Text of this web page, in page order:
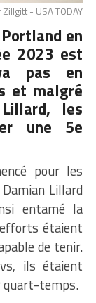
- USA TODAY
en
2023 est
pas en
et malgré
les
une 5e
pour les
Lillard
entamé la
efforts étaient
de tenir.
ils étaient
quart-temps.